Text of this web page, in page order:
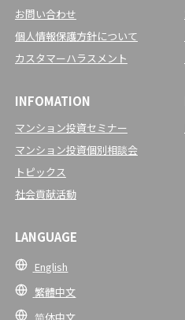
お問い合わせ
個人情報保護方針について
カスタマーハラスメント
INFOMATION
マンション投資セミナー
マンション投資個別相談会
トピックス
社会貢献活動
LANGUAGE
English
繁體中文
简体中文